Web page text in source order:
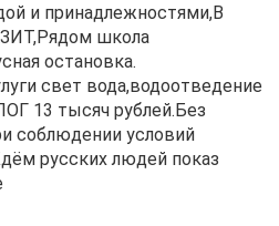
и принадлежностями,В
школа
остановка.
свет вода,водоотведение
13 тысяч рублей.Без
соблюдении условий
русских людей показ